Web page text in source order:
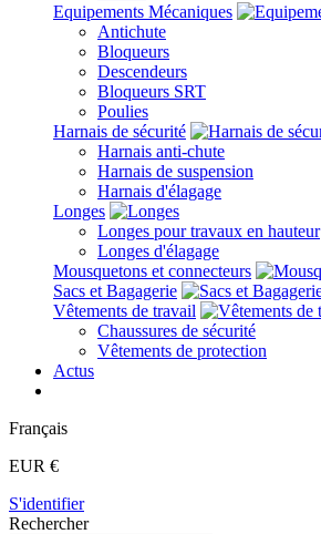
Equipements Mécaniques
Antichute
Bloqueurs
Descendeurs
Bloqueurs SRT
Poulies
Harnais de sécurité
Harnais anti-chute
Harnais de suspension
Harnais d'élagage
Longes
Longes pour travaux en hauteur
Longes d'élagage
Mousquetons et connecteurs
Sacs et Bagagerie
Vêtements de travail
Chaussures de sécurité
Vêtements de protection
Actus
Français
EUR €
S'identifier
Rechercher